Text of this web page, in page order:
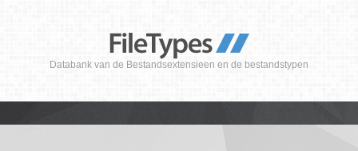
Databank van de Bestandsextensieen en de bestandstypen